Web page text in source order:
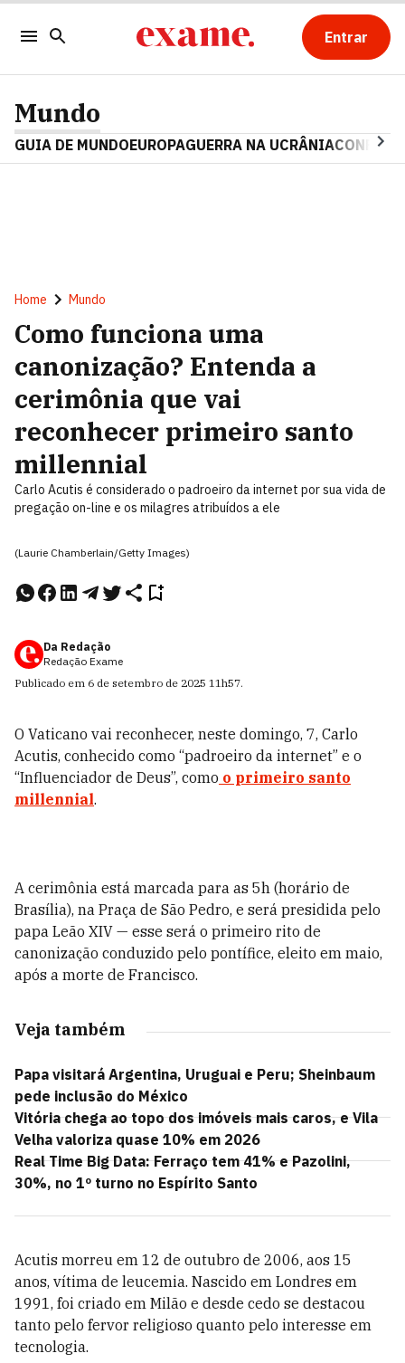
Entrar
Mundo
GUIA DE MUNDOEUROPAGUERRA NA UCRÂNIA
Home Mundo
Como funciona uma
canonização? Entenda a
cerimônia que vai
reconhecer primeiro santo
millennial
Carlo Acutis é considerado o padroeiro da internet por sua vida de
pregação on-line e os milagres atribuídos a ele
(Laurie Chamberlain/Getty Images)
Da Redação
Redação Exame
Publicado em 6 de setembro de 2025 11h57.
O Vaticano vai reconhecer, neste domingo, 7, Carlo
Acutis, conhecido como “padroeiro da internet” e o
“Influenciador de Deus”, como o primeiro santo
millennial.
A cerimônia está marcada para as 5h (horário de
Brasília), na Praça de São Pedro, e será presidida pelo
papa Leão XIV — esse será o primeiro rito de
canonização conduzido pelo pontífice, eleito em maio,
após a morte de Francisco.
Veja também
Papa visitará Argentina, Uruguai e Peru; Sheinbaum
pede inclusão do México
Vitória chega ao topo dos imóveis mais caros, e Vila
Velha valoriza quase 10% em 2026
Real Time Big Data: Ferraço tem 41% e Pazolini,
30%, no 1º turno no Espírito Santo
Acutis morreu em 12 de outubro de 2006, aos 15
anos, vítima de leucemia. Nascido em Londres em
1991, foi criado em Milão e desde cedo se destacou
tanto pelo fervor religioso quanto pelo interesse em
tecnologia.